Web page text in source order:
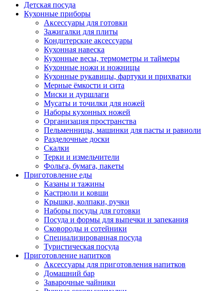
Детская посуда
Кухонные приборы
Аксессуары для готовки
Зажигалки для плиты
Кондитерские аксессуары
Кухонная навеска
Кухонные весы, термометры и таймеры
Кухонные ножи и ножницы
Кухонные рукавицы, фартуки и прихватки
Мерные ёмкости и сита
Миски и дуршлаги
Мусаты и точилки для ножей
Наборы кухонных ножей
Организация пространства
Пельменницы, машинки для пасты и равиоли
Разделочные доски
Скалки
Терки и измельчители
Фольга, бумага, пакеты
Приготовление еды
Казаны и тажины
Кастрюли и ковши
Крышки, колпаки, ручки
Наборы посуды для готовки
Посуда и формы для выпечки и запекания
Сковороды и сотейники
Специализированная посуда
Туристическая посуда
Приготовление напитков
Аксессуары для приготовления напитков
Домашний бар
Заварочные чайники